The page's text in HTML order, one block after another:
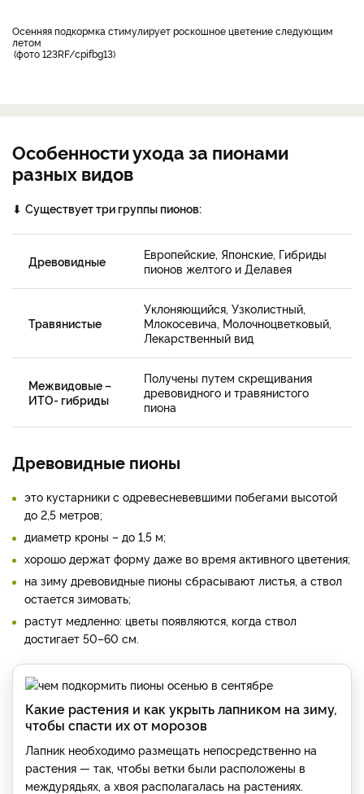
Осенняя подкормка стимулирует роскошное цветение следующим
летом
фото 123RF/cpifbg13
Особенности ухода за пионами
разных видов
⬇ Существует три группы пионов:
Древовидные
Европейские, Японские, Гибриды
пионов желтого и Делавея
Травянистые
Уклоняющийся, Узколистный,
Млокосевича, Молочноцветковый,
Лекарственный вид
Межвидовые –
ИТО- гибриды
Получены путем скрещивания
древовидного и травянистого
пиона
Древовидные пионы
это кустарники с одревесневевшими побегами высотой
до 2,5 метров;
диаметр кроны – до 1,5 м;
хорошо держат форму даже во время активного цветения;
на зиму древовидные пионы сбрасывают листья, а ствол
остается зимовать;
растут медленно: цветы появляются, когда ствол
достигает 50–60 см.
Какие растения и как укрыть лапником на зиму,
чтобы спасти их от морозов
Лапник необходимо размещать непосредственно на
растения — так, чтобы ветки были расположены в
междурядьях, а хвоя располагалась на растениях.